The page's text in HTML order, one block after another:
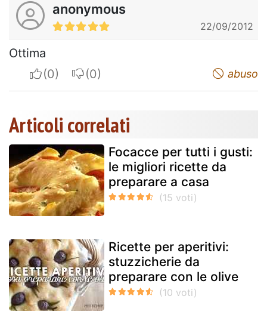
anonymous
22/09/2012
Ottima
I apreciateI do not appreciate abuso
Articoli correlati
Focacce per tutti i gusti:
le migliori ricette da
preparare a casa
Ricette per aperitivi:
stuzzicherie da
preparare con le olive